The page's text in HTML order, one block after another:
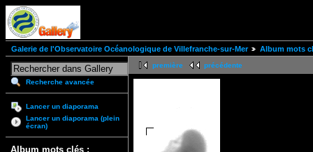
Galerie de l'Observatoire Océanologique de Villefranche-sur-Mer Album mots
Recherche avancée
Lancer un diaporama
Lancer un diaporama (plein
écran)
Album mots clés :
première précédente